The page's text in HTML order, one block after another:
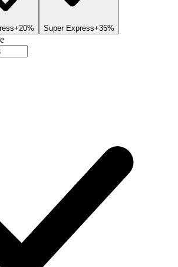
+20% Super Express+35%